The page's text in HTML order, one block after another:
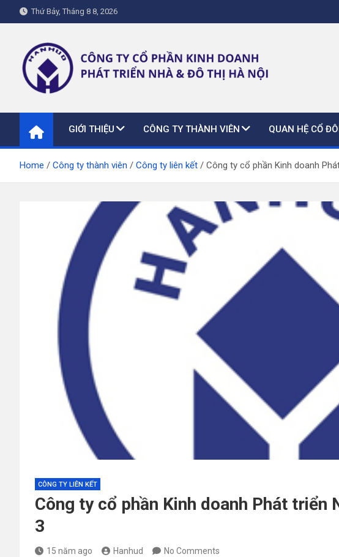
to
Thứ Bảy, Tháng 8 8, 2026
hanhud.vn
GIỚI THIỆU CÔNG TY THÀNH VIÊN QUAN HỆ CỔ
Home Công ty thành viên Công ty liên kết Công ty cổ phần Kinh doanh
CÔNG TY LIÊN KẾT
Công ty cổ phần Kinh doanh Phát triển
3
15 năm ago Hanhud No Comments